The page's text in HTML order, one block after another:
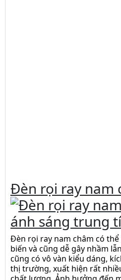
Đèn rọi ray nam
Đèn rọi ray nam châm có
biến và cũng dễ gây nhầm
cũng có vô vàn kiểu dáng,
thị trường, xuất hiện rất